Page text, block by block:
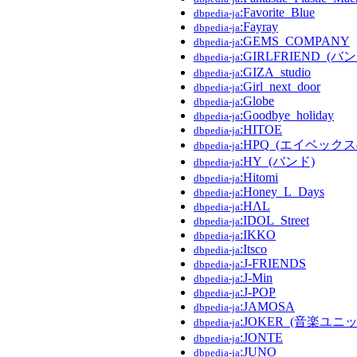
dbpedia-ja:Favorite_Blue
dbpedia-ja:Fayray
dbpedia-ja:GEMS_COMPANY
dbpedia-ja:GIRLFRIEND_(バ
dbpedia-ja:GIZA_studio
dbpedia-ja:Girl_next_door
dbpedia-ja:Globe
dbpedia-ja:Goodbye_holiday
dbpedia-ja:HITOE
dbpedia-ja:HPQ_(エイベック
dbpedia-ja:HY_(バンド)
dbpedia-ja:Hitomi
dbpedia-ja:Honey_L_Days
dbpedia-ja:HΛL
dbpedia-ja:IDOL_Street
dbpedia-ja:IKKO
dbpedia-ja:Itsco
dbpedia-ja:J-FRIENDS
dbpedia-ja:J-Min
dbpedia-ja:J-POP
dbpedia-ja:JAMOSA
dbpedia-ja:JOKER_(音楽ユニ
dbpedia-ja:JONTE
dbpedia-ja:JUNO